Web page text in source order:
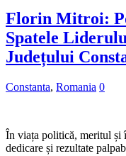
Florin Mitroi:
Spatele
Județului
Constanta, Romania 0
În viața politică, meritul și
dedicare și rezultate